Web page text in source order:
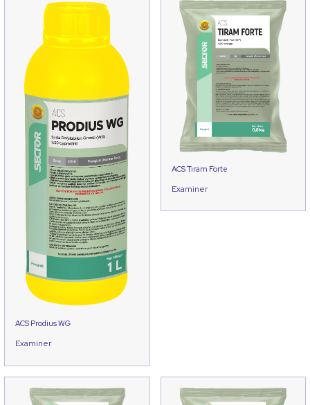
ACS Prodius WG
Examiner
ACS Tıram Forte
Examiner